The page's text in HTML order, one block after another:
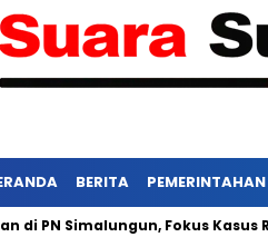
BERITA PEMERINTAHAN
Fokus Kasus Rentan